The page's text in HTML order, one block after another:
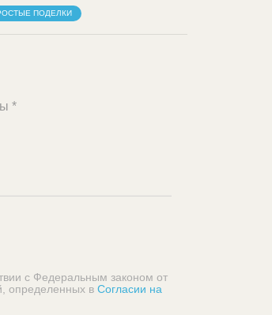
ПОДЕЛКИ
*
с Федеральным законом от
определенных в Согласии на